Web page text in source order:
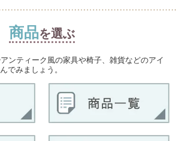
商品を選ぶ
ンティーク風の家具や椅子、雑貨などのアイ
でみましょう。